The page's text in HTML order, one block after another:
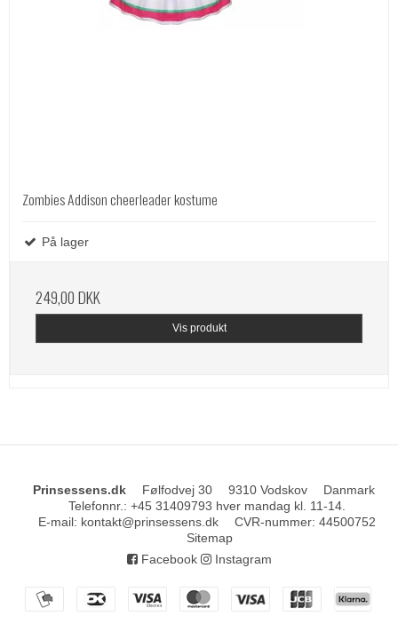
Zombies Addison cheerleader kostume
På lager
249,00 DKK
Vis produkt
Prinsessens.dk Følfodvej 30 9310 Vodskov
Danmark
Telefonnr. : +45 31409793 hver mandag kl. 11-14.
E-mail: kontakt@prinsessens.dk CVR-nummer: 44500752
Sitemap
Facebook
Instagram